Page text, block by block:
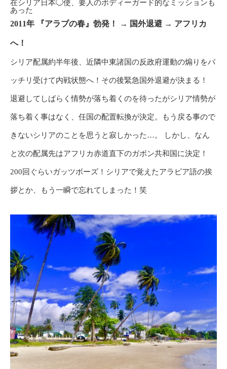
在シリア日本◯使、要人のボディーガード的なミッションも
あった
2011年 『アラブの春』勃発！ → 国外退避 → アフリカ
へ！
シリア配属約半年後、近隣中東諸国の反政府運動の煽りをバ
ッチリ受けて内戦状態へ！その後緊急国外退避が決まる！
退避してしばらく情勢が落ち着くのを待ったがシリア情勢が
落ち着く事はなく、任国の配置転換が決定。もう戻る事ので
きないシリアのことを思うと寂しかった…。 しかし、なん
と次の配属先はアフリカ赤道直下のガボン共和国に決定！
200回ぐらいガッツボーズ！シリアで覚えたアラビア語の挨
拶とか、もう一瞬で忘れてしまった！笑